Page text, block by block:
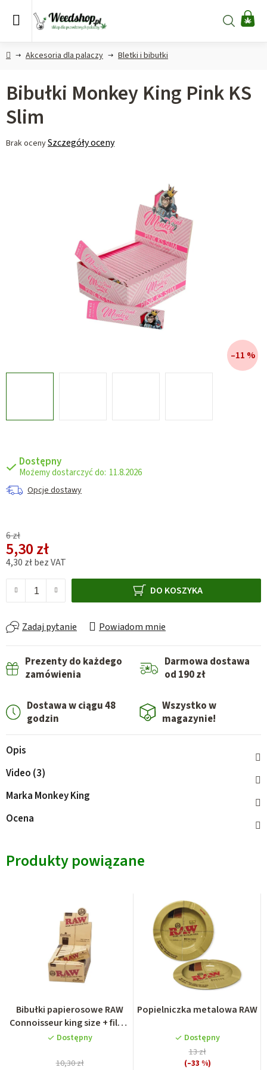
Szukaj
HomeAkcesoria dla palaczy Bletki i bibułki
Dostępny
11.8.2026
Opcje dostawy
6 zł
5,30 zł
4,30 zł bez VAT
DO KOSZYKA
Zadaj pytanie Powiadom mnie
Bibułki Monkey King Pink KS
Slim
Średnia
Brak ocenySzczegóły oceny
–11 %
Prezenty do każdego
zamówienia
Darmowa dostawa
od 190 zł
Dostawa w ciągu 48
godzin
Wszystko w
magazynie!
Opis
Video (3)
Marka Monkey King
Ocena
Produkty powiązane
Bibułki papierosowe RAW
Connoisseur king size + filtry
gotowe skręcone
Dostępny
10,30 zł
Popielniczka metalowa RAW
Dostępny
13 zł
(–33 %)